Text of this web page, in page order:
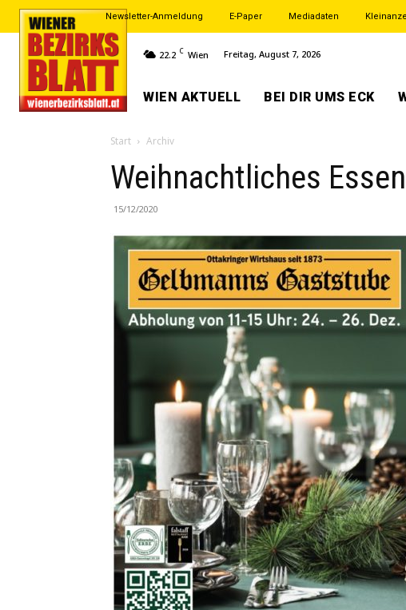
Newsletter-Anmeldung E-Paper Mediadaten
22.2 C Wien Freitag, August 7, 2026
WIEN AKTUELL BEI DIR UMS ECK
Start Archiv
Weihnachtliches
15/12/2020